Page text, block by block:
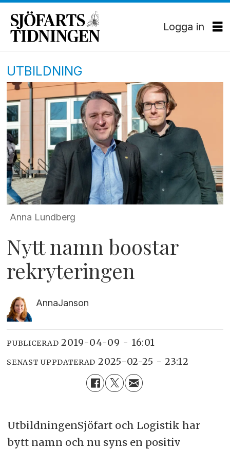
Logga in
UTBILDNING
Anna Lundberg
Nytt namn boostar
rekryteringen
AnnaJanson
PUBLICERAD 2019-04-09 - 16:01
SENAST UPPDATERAD 2025-02-25 - 23:12
UtbildningenSjöfart och Logistik har
bytt namn och nu syns en positiv